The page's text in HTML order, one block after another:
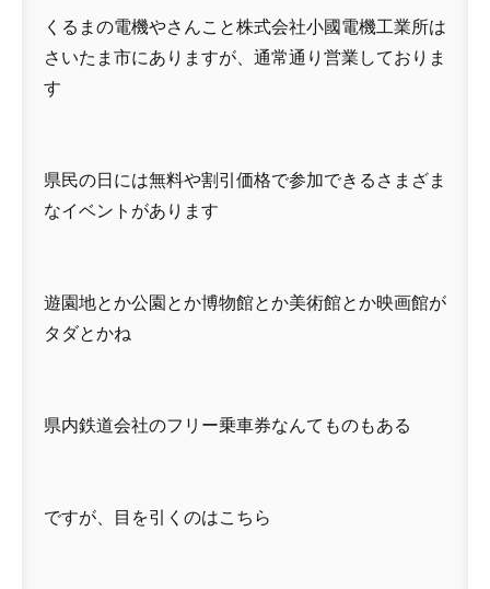
くるまの電機やさんこと株式会社小國電機工業所は
さいたま市にありますが、通常通り営業しておりま
す
県民の日には無料や割引価格で参加できるさまざま
なイベントがあります
遊園地とか公園とか博物館とか美術館とか映画館が
タダとかね
県内鉄道会社のフリー乗車券なんてものもある
ですが、目を引くのはこちら